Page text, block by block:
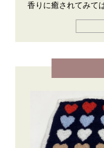
香りに癒されてみて